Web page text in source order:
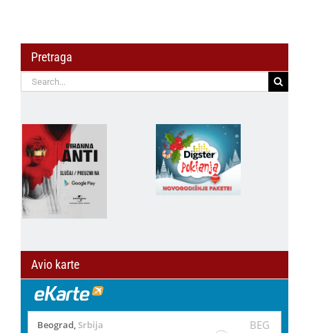
Pretraga
Search
for:
Avio karte
Beograd, Srbija BEG